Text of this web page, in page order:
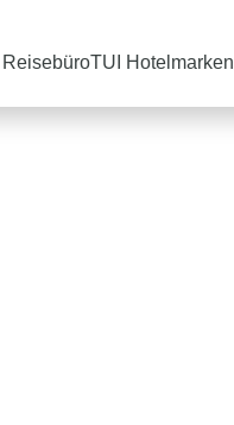
TUI Hotelmarken